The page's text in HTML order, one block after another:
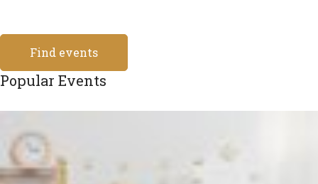
Find events
Popular Events